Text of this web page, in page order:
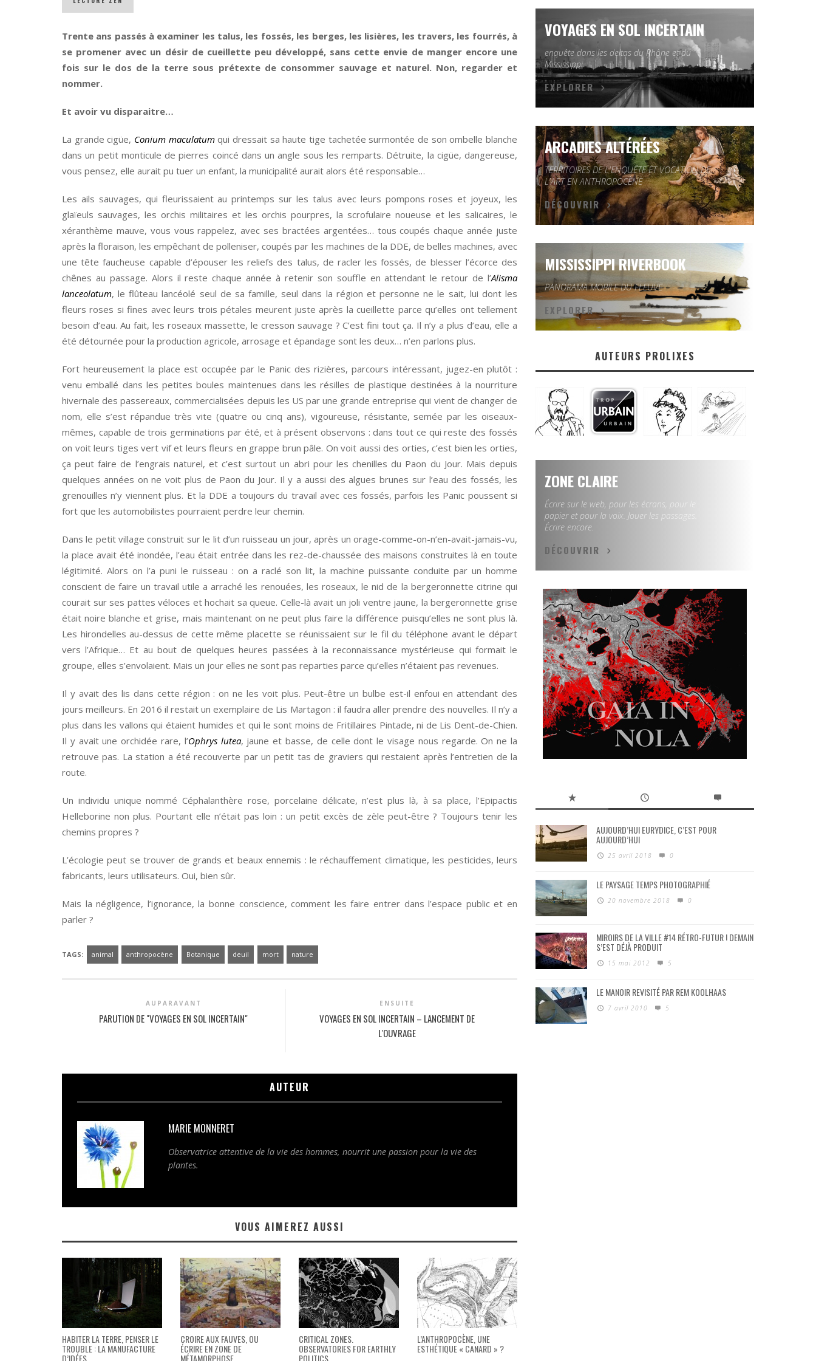
Trente ans passés à examiner les talus, les fossés, les berges, les lisières, les travers, les fourrés, à
se promener avec un désir de cueillette peu développé, sans cette envie de manger encore une
fois sur le dos de la terre sous prétexte de consommer sauvage et naturel. Non, regarder et
nommer.
Et avoir vu disparaitre…
La grande cigüe, Conium maculatumqui dressait sa haute tige tachetée surmontée de son ombelle blanche
dans un petit monticule de pierres coincé dans un angle sous les remparts. Détruite, la cigüe, dangereuse,
vous pensez, elle aurait pu tuer un enfant, la municipalité aurait alors été responsable…
Les ails sauvages, qui fleurissaient au printemps sur les talus avec leurs pompons roses et joyeux, les
glaïeuls sauvages, les orchis militaires et les orchis pourpres, la scrofulaire noueuse et les salicaires, le
xéranthème mauve, vous vous rappelez, avec ses bractées argentées… tous coupés chaque année juste
après la floraison, les empêchant de polleniser, coupés par les machines de la DDE, de belles machines, avec
une tête faucheuse capable d’épouser les reliefs des talus, de racler les fossés, de blesser l’écorce des
chênes au passage. Alors il reste chaque année à retenir son souffle en attendant le retour de l’Alisma
lanceolatum, le flûteau lancéolé seul de sa famille, seul dans la région et personne ne le sait, lui dont les
fleurs roses si fines avec leurs trois pétales meurent juste après la cueillette parce qu’elles ont tellement
besoin d’eau. Au fait, les roseaux massette, le cresson sauvage ? C’est fini tout ça. Il n’y a plus d’eau, elle a
été détournée pour la production agricole, arrosage et épandage sont les deux… n’en parlons plus.
Fort heureusement la place est occupée par le Panic des rizières, parcours intéressant, jugez-en plutôt :
venu emballé dans les petites boules maintenues dans les résilles de plastique destinées à la nourriture
hivernale des passereaux, commercialisées depuis les US par une grande entreprise qui vient de changer de
nom, elle s’est répandue très vite (quatre ou cinq ans), vigoureuse, résistante, semée par les oiseaux-
mêmes, capable de trois germinations par été, et à présent observons : dans tout ce qui reste des fossés
on voit leurs tiges vert vif et leurs fleurs en grappe brun pâle. On voit aussi des orties, c’est bien les orties,
ça peut faire de l’engrais naturel, et c’est surtout un abri pour les chenilles du Paon du Jour. Mais depuis
quelques années on ne voit plus de Paon du Jour. Il y a aussi des algues brunes sur l’eau des fossés, les
grenouilles n’y viennent plus. Et la DDE a toujours du travail avec ces fossés, parfois les Panic poussent si
fort que les automobilistes pourraient perdre leur chemin.
Dans le petit village construit sur le lit d’un ruisseau un jour, après un orage-comme-on-n’en-avait-jamais-vu,
la place avait été inondée, l’eau était entrée dans les rez-de-chaussée des maisons construites là en toute
légitimité. Alors on l’a puni le ruisseau : on a raclé son lit, la machine puissante conduite par un homme
conscient de faire un travail utile a arraché les renouées, les roseaux, le nid de la bergeronnette citrine qui
courait sur ses pattes véloces et hochait sa queue. Celle-là avait un joli ventre jaune, la bergeronnette grise
était noire blanche et grise, mais maintenant on ne peut plus faire la différence puisqu’elles ne sont plus là.
Les hirondelles au-dessus de cette même placette se réunissaient sur le fil du téléphone avant le départ
vers l’Afrique… Et au bout de quelques heures passées à la reconnaissance mystérieuse qui formait le
groupe, elles s’envolaient. Mais un jour elles ne sont pas reparties parce qu’elles n’étaient pas revenues.
Il y avait des lis dans cette région : on ne les voit plus. Peut-être un bulbe est-il enfoui en attendant des
jours meilleurs. En 2016 il restait un exemplaire de Lis Martagon : il faudra aller prendre des nouvelles. Il n’y a
plus dans les vallons qui étaient humides et qui le sont moins de Fritillaires Pintade, ni de Lis Dent-de-Chien.
Il y avait une orchidée rare, l’Ophrys lutea, jaune et basse, de celle dont le visage nous regarde. On ne la
retrouve pas. La station a été recouverte par un petit tas de graviers qui restaient après l’entretien de la
route.
Un individu unique nommé Céphalanthère rose, porcelaine délicate, n’est plus là, à sa place, l’Epipactis
Helleborine non plus. Pourtant elle n’était pas loin : un petit excès de zèle peut-être ? Toujours tenir les
chemins propres ?
L’écologie peut se trouver de grands et beaux ennemis : le réchauffement climatique, les pesticides, leurs
fabricants, leurs utilisateurs. Oui, bien sûr.
Mais la négligence, l’ignorance, la bonne conscience, comment les faire entrer dans l’espace public et en
parler ?
TAGS: animal anthropocène Botanique deuil mort nature
AUPARAVANT
PARUTION DE "VOYAGES EN SOL INCERTAIN"
ENSUITE
VOYAGES EN SOL INCERTAIN – LANCEMENT DE
L'OUVRAGE
AUTEUR
MARIE MONNERET
Observatrice attentive de la vie des hommes, nourrit une passion pour la vie des
plantes.
VOUS AIMEREZ AUSSI
HABITER LA TERRE, PENSER LE
TROUBLE : LA MANUFACTURE
D’IDÉES
CROIRE AUX FAUVES, OU
ÉCRIRE EN ZONE DE
MÉTAMORPHOSE
CRITICAL ZONES.
OBSERVATORIES FOR EARTHLY
POLITICS
L’ANTHROPOCÈNE, UNE
ESTHÉTIQUE « CANARD » ?
VOYAGES EN SOL INCERTAIN
enquête dans les deltas du Rhône et du
Mississippi
EXPLORER
ARCADIES ALTÉRÉES
TERRITOIRES DE L'ENQUÊTE ET VOCATION DE
L'ART EN ANTHROPOCÈNE
DÉCOUVRIR
MISSISSIPPI RIVERBOOK
PANORAMA MOBILE DU FLEUVE
EXPLORER
AUTEURS PROLIXES
ZONE CLAIRE
Écrire sur le web, pour les écrans, pour le
papier et pour la voix. Jouer les passages.
Écrire encore.
DÉCOUVRIR
AUJOURD’HUI EURYDICE, C’EST POUR
AUJOURD’HUI
25 avril 2018 0
LE PAYSAGE TEMPS PHOTOGRAPHIÉ
20 novembre 2018 0
MIROIRS DE LA VILLE #14 RÉTRO-FUTUR ! DEMAIN
S’EST DÉJÀ PRODUIT
15 mai 2012 5
LE MANOIR REVISITÉ PAR REM KOOLHAAS
7 avril 2010 5